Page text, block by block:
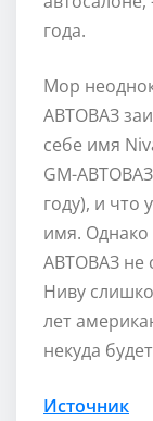
года.
Мор
АВТОВАЗ
себе имя
GM-
году), и что
имя. Однако
АВТОВАЗ не
Ниву
лет
некуда
Источник